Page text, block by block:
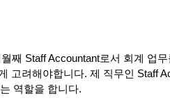
째 Staff Accountant로서 회계 업무
고려해야합니다. 제 직무인 Staff
역할을 합니다.